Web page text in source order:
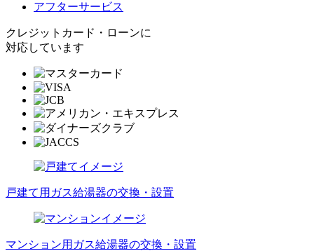
アフターサービス
クレジットカード・ローンに
対応しています
戸建て用ガス給湯器の交換・設置
マンション用ガス給湯器の交換・設置